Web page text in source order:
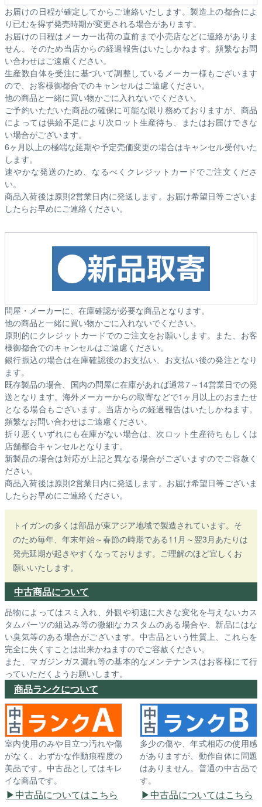
お届けの日程が確定してからご連絡いたします。製造上の都合によ
り已むを得ず発売時期が変更される場合があります。
お届けの日程はメーカー出荷の直前まで小売店などに連絡がありま
せん。そのため当店からの経過報告はいたしかねます。頻繁なお問
い合わせはご遠慮ください。
生産数自体を受注に基づいて調整しているメーカー様もございます
ので、お客様御都合でのキャンセルはご遠慮ください。
他の商品と一緒に買い物かごに入れないでください。
ご予約いただいた商品の確保に可能な限り務めておりますが、商品
によっては供給不足により次ロット生産待ち、またはお届けできな
い場合がございます。
6ヶ月以上の極端な延期や予定売価変更の場合はキャンセル受付いた
します。
速やかな発送のため、なるべくクレジットカードでご注文くださ
い。
商品入荷後は原則2営業日内に発送します。お届け希望日等ございま
したらお早めにご連絡ください。
問屋・メーカーに、在庫確認が必要な商品となります。
他の商品と一緒に買い物かごに入れないでください。
原則的にクレジットカードでのご注文をお願いします。また、お客
様御都合でのキャンセルはご遠慮ください。
銀行振込の場合は在庫確認後のお支払い、お支払い後の発注となり
ます。
既存製品の場合、国内の問屋に在庫があれば通常7～14営業日での発
送となります。海外メーカーからの取寄などで1ヶ月以上のおまたせ
となる場合もございます。 当店からの経過報告はいたしかねます。
頻繁なお問い合わせはご遠慮ください。
折り悪くいずれにも在庫がない場合は、次ロット生産待ちもしくは
店舗都合キャンセルとなります。
新製品の場合は対応が上記と異なる場合がございますのでご容赦く
ださい。
商品入荷後は原則2営業日内に発送します。お届け希望日等ございま
したらお早めにご連絡ください。
トイガンの多くは部品が東アジア地域で製造されています。そ
のため毎年、年末年始～春節の時期である11月～翌3月あたりは
発売延期が起きやすくなっております。ご理解のほど宜しくお
願いいたします。
中古商品について
品物によってはスミ入れ、外観や初速に大きな変化を与えないカス
タムパーツの組込み等の微細なカスタムのある場合や、新品にはな
い臭気等のある場合がございます。中古品という性質上、これらを
完全に失くすことは出来かねますのでご容赦ください。
また、マガジンガス漏れ等の基本的なメンテナンスはお客様にて行
っていただくようお願いします。
商品ランクについて
室内使用のみや目立つ汚れや傷
がなく、わずかな作動痕程度の
美品です。中古品としてはキレ
イな商品です。
中古品についてはこちら
多少の傷や、年式相応の使用感
がありますが、動作自体に問題
はありません。普通の中古品で
す。
中古品についてはこちら